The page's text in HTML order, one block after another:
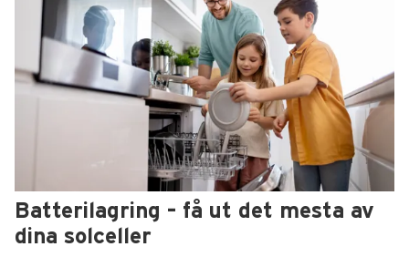
Batterilagring – få ut det mesta av
dina solceller